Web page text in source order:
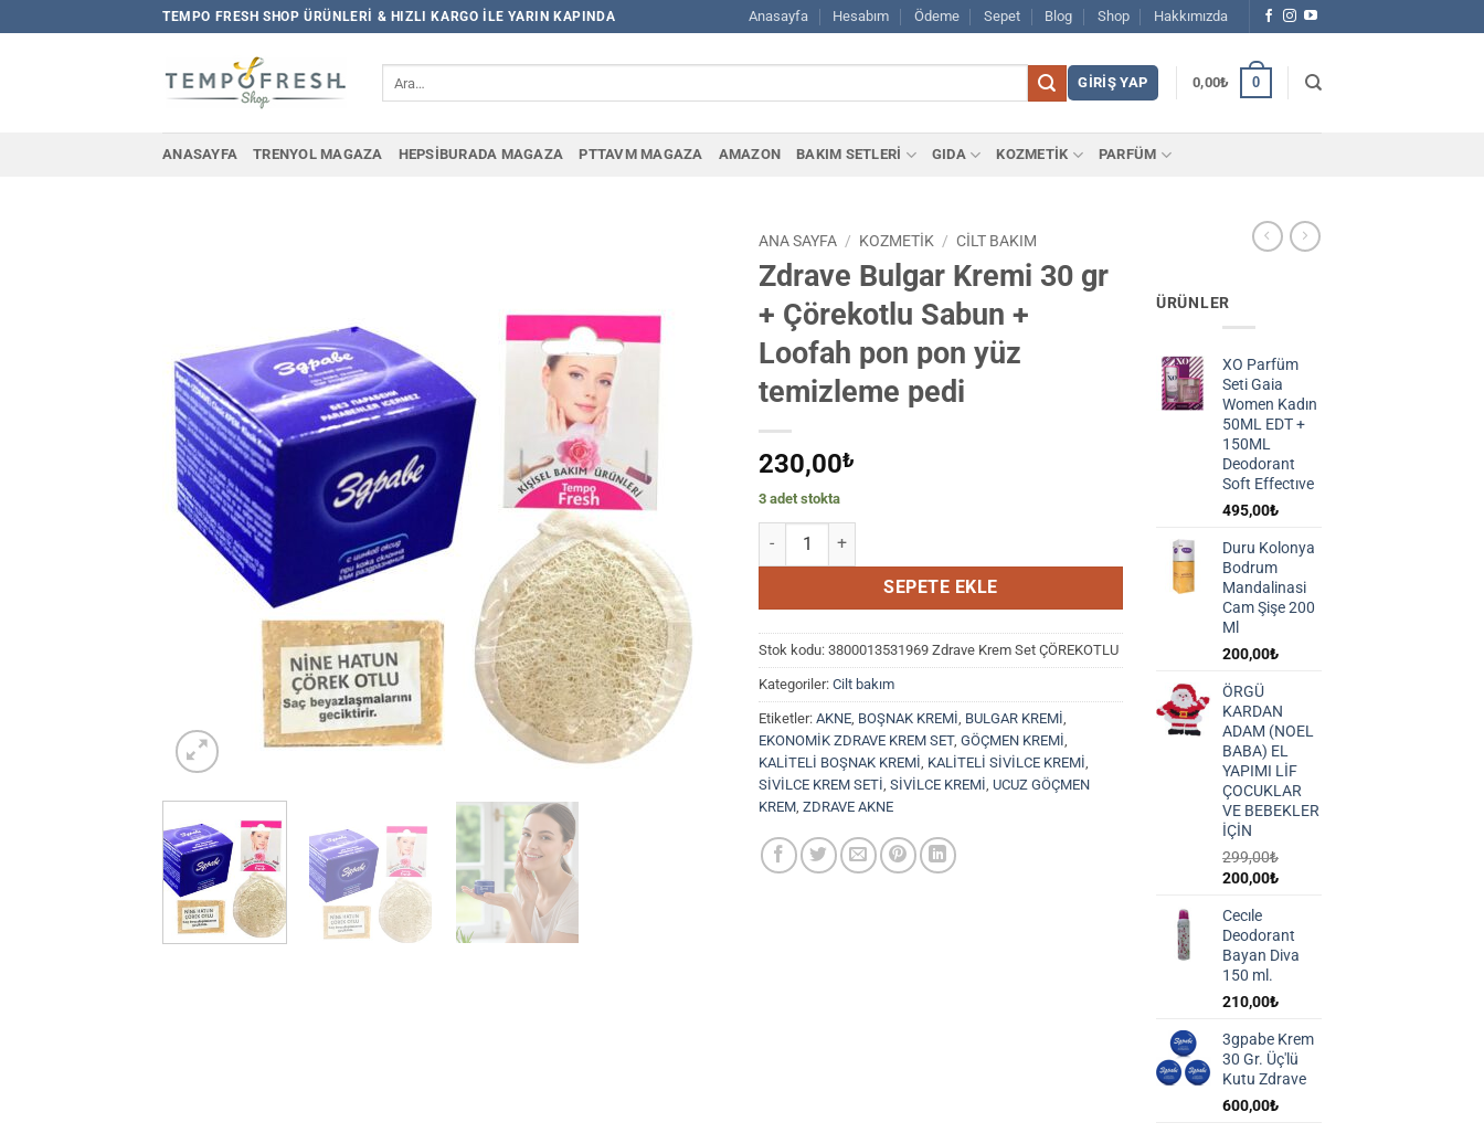
atla
TEMPO FRESH SHOP ÜRÜNLERI & HIZLI KARGO ILE YARIN KAPINDA Anasayfa Hesabım Ödeme Sepet Blog Shop Hakkımızda
GIRIŞ YAP 0,00₺ 0
ANASAYFA TRENYOL MAGAZA HEPSIBURADA MAGAZA PTTAVM MAGAZA AMAZON BAKIM SETLERİ GIDA KOZMETİK PARFÜM
ANA SAYFA / KOZMETİK / CILT BAKIM
Zdrave Bulgar Kremi 30 gr
+ Çörekotlu Sabun +
Loofah pon pon yüz
temizleme pedi
230,00₺
3 adet stokta
Zdrave Bulgar Kremi 30 gr + Çörekotlu Sabun + Loofah pon pon yüz temizleme pedi adet
SEPETE EKLE
Stok kodu: 3800013531969 Zdrave Krem Set ÇÖREKOTLU
Kategoriler: Cilt bakım
Etiketler: AKNE BOŞNAK KREMİ BULGAR KREMİ
EKONOMİK ZDRAVE KREM SET, GÖÇMEN KREMİ
KALİTELİ BOŞNAK KREMİ KALİTELİ SİVİLCE KREMİ
SİVİLCE KREM SETİ SİVİLCE KREMİ UCUZ GÖÇMEN
KREM ZDRAVE AKNE
ÜRÜNLER
XO Parfüm
Seti Gaia
Women Kadın
50ML EDT +
150ML
Deodorant
Soft Effectıve
495,00₺
Duru Kolonya
Bodrum
Mandalinasi
Cam Şişe 200
Ml
200,00₺
ÖRGÜ
KARDAN
ADAM (NOEL
BABA) EL
YAPIMI LİF
ÇOCUKLAR
VE BEBEKLER
İÇİN
299,00₺
Orijinal
299,00₺.
200,00₺Şu
200,00₺.
Cecıle
Deodorant
Bayan Diva
150 ml.
210,00₺
3gpabe Krem
30 Gr. Üç'lü
Kutu Zdrave
600,00₺